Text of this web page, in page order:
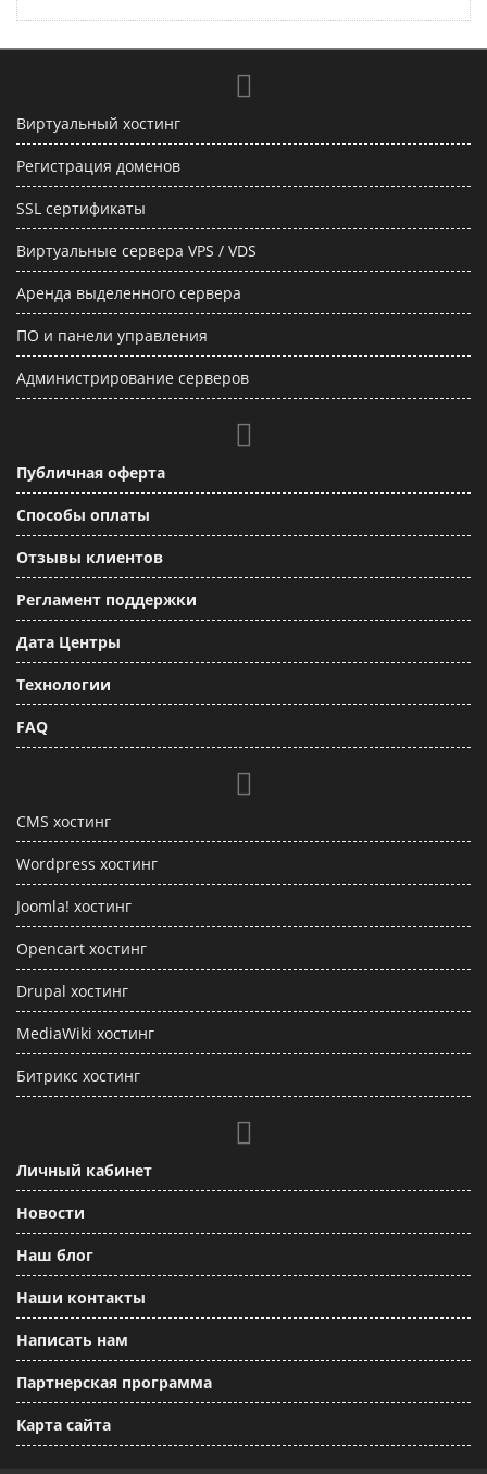
Виртуальный хостинг
Регистрация доменов
SSL сертификаты
Виртуальные сервера VPS / VDS
Аренда выделенного сервера
ПО и панели управления
Администрирование серверов
Публичная оферта
Способы оплаты
Отзывы клиентов
Регламент поддержки
Дата Центры
Технологии
FAQ
CMS хостинг
Wordpress хостинг
Joomla! хостинг
Opencart хостинг
Drupal хостинг
MediaWiki хостинг
Битрикс хостинг
Личный кабинет
Новости
Наш блог
Наши контакты
Написать нам
Партнерская программа
Карта сайта